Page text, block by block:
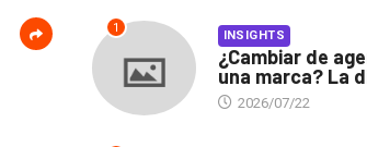
1 INSIGHTS
¿Cambiar de
una marca? La
2026/07/22